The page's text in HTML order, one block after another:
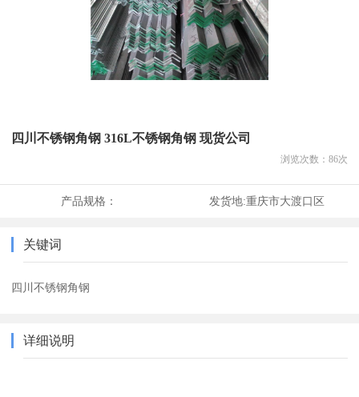
四川不锈钢角钢 316L不锈钢角钢 现货公司
浏览次数： 86次
产品规格： 发货地:重庆市大渡口区
关键词
四川不锈钢角钢
详细说明